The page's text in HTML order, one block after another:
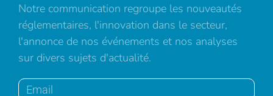
Notre communication regroupe les nouveautés
réglementaires, l'innovation dans le secteur,
l'annonce de nos événements et nos analyses
sur divers sujets d'actualité.